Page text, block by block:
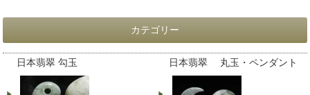
カテゴリー
日本翡翠 勾玉 日本翡翠 丸玉・ペンダント